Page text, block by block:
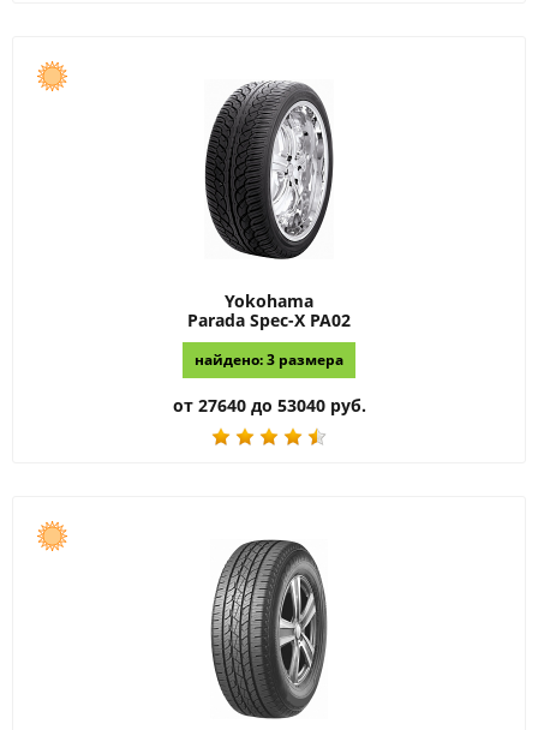
Yokohama
Parada Spec-X PA02
найдено: 3 размера
от 27640 до 53040 руб.